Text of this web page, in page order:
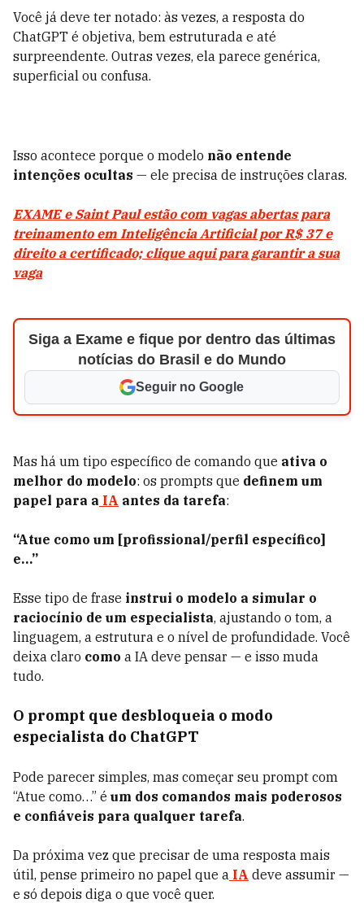
Você já deve ter notado: às vezes, a resposta do
ChatGPT é objetiva, bem estruturada e até
surpreendente. Outras vezes, ela parece genérica,
superficial ou confusa.
Isso acontece porque o modelo não entende
intenções ocultas — ele precisa de instruções claras.
EXAME e Saint Paul estão com vagas abertas para
treinamento em Inteligência Artificial por R$ 37 e
direito a certificado; clique aqui para garantir a sua
vaga
Siga a Exame e fique por dentro das últimas
notícias do Brasil e do Mundo
Seguir no Google
Mas há um tipo específico de comando que ativa o
melhor do modelo: os prompts que definem um
papel para a IA antes da tarefa:
“Atue como um [profissional/perfil específico]
e…”
Esse tipo de frase instrui o modelo a simular o
raciocínio de um especialista, ajustando o tom, a
linguagem, a estrutura e o nível de profundidade. Você
deixa claro como a IA deve pensar — e isso muda
tudo.
O prompt que desbloqueia o modo
especialista do ChatGPT
Pode parecer simples, mas começar seu prompt com
“Atue como…” é um dos comandos mais poderosos
e confiáveis para qualquer tarefa.
Da próxima vez que precisar de uma resposta mais
útil, pense primeiro no papel que a IA deve assumir —
e só depois diga o que você quer.